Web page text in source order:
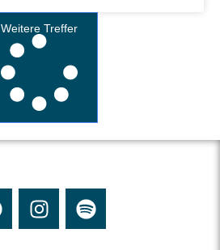
Weitere Treffer